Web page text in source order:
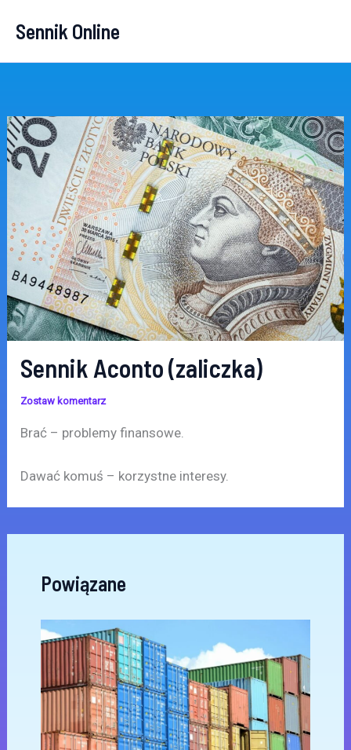
Sennik Online
Sennik Aconto (zaliczka)
Zostaw komentarz
Brać – problemy finansowe.
Dawać komuś – korzystne interesy.
Powiązane